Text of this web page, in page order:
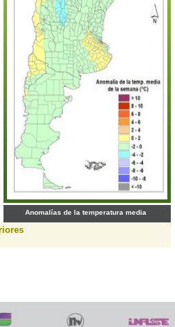
Anomalías de la temperatura media